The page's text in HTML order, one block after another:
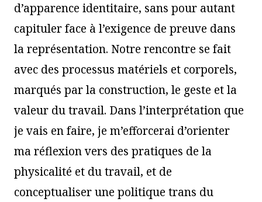
d’apparence identitaire, sans pour autant
capituler face à l’exigence de preuve dans
la représentation. Notre rencontre se fait
avec des processus matériels et corporels,
marqués par la construction, le geste et la
valeur du travail. Dans l’interprétation que
je vais en faire, je m’efforcerai d’orienter
ma réflexion vers des pratiques de la
physicalité et du travail, et de
conceptualiser une politique trans du